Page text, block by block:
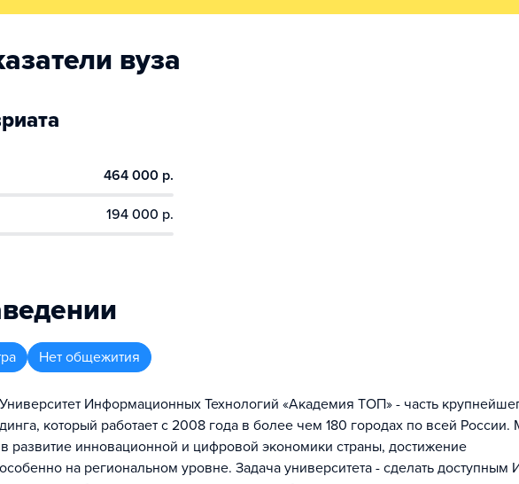
вуза
464 000 р.
194 000 р.
Нет общежития
Информационных Технологий «Академия ТОП» - часть
который работает с 2008 года в более чем 180 городах по всей России.
развитие инновационной и цифровой экономики страны, достижение
на региональном уровне. Задача университета - сделать доступным